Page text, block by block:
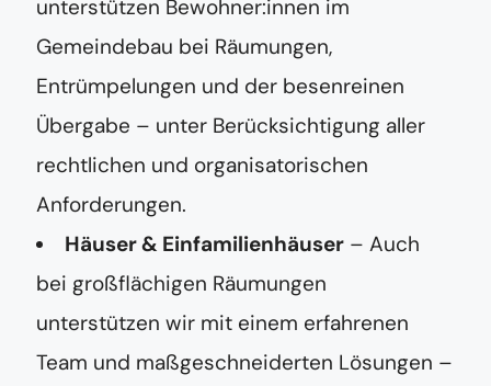
unterstützen Bewohner:innen im
Gemeindebau bei Räumungen,
Entrümpelungen und der besenreinen
Übergabe – unter Berücksichtigung aller
rechtlichen und organisatorischen
Anforderungen.
Häuser & Einfamilienhäuser – Auch
bei großflächigen Räumungen
unterstützen wir mit einem erfahrenen
Team und maßgeschneiderten Lösungen –